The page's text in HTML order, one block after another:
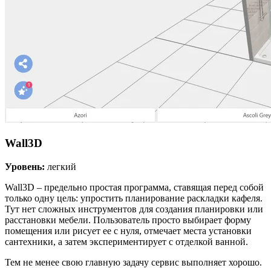
Wall3D
Уровень: легкий
Wall3D – предельно простая программа, ставящая перед собой
только одну цель: упростить планирование раскладки кафеля.
Тут нет сложных инструментов для создания планировки или
расстановки мебели. Пользователь просто выбирает форму
помещения или рисует ее с нуля, отмечает места установки
сантехники, а затем экспериментирует с отделкой ванной.
Тем не менее свою главную задачу сервис выполняет хорошо.